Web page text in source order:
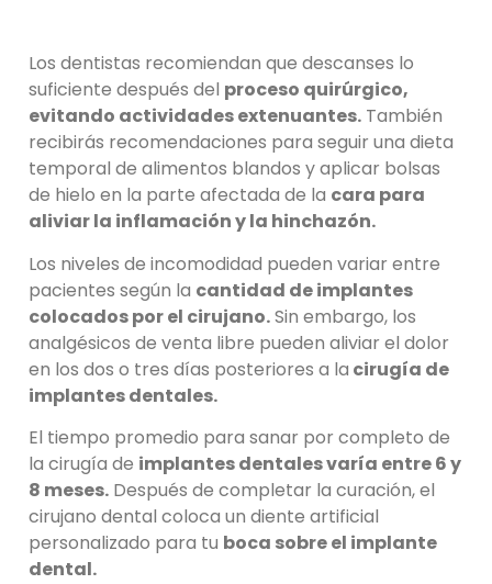
Los dentistas recomiendan que descanses lo
suficiente después del proceso quirúrgico,
evitando actividades extenuantes. También
recibirás recomendaciones para seguir una dieta
temporal de alimentos blandos y aplicar bolsas
de hielo en la parte afectada de la cara para
aliviar la inflamación y la hinchazón.
Los niveles de incomodidad pueden variar entre
pacientes según la cantidad de implantes
colocados por el cirujano.Sin embargo, los
analgésicos de venta libre pueden aliviar el dolor
en los dos o tres días posteriores a la cirugía de
implantes dentales.
El tiempo promedio para sanar por completo de
la cirugía de implantes dentales varía entre 6 y
8 meses. Después de completar la curación, el
cirujano dental coloca un diente artificial
personalizado para tu boca sobre el implante
dental.